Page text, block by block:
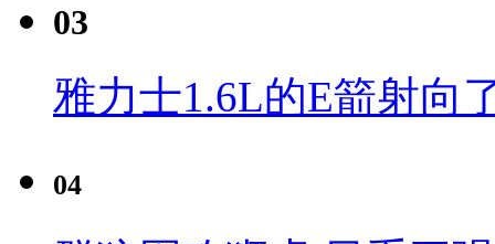
03
雅力士1.6L的E箭射向
04